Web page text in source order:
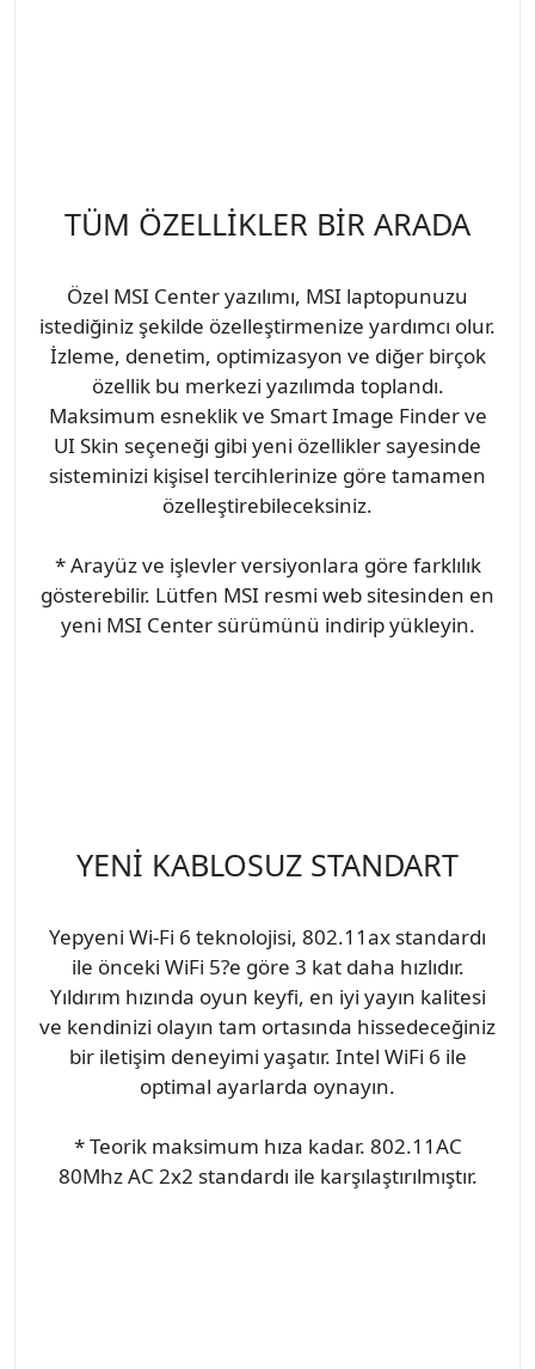
TÜM ÖZELLİKLER BİR ARADA
Özel MSI Center yazılımı, MSI laptopunuzu
istediğiniz şekilde özelleştirmenize yardımcı olur.
İzleme, denetim, optimizasyon ve diğer birçok
özellik bu merkezi yazılımda toplandı.
Maksimum esneklik ve Smart Image Finder ve
UI Skin seçeneği gibi yeni özellikler sayesinde
sisteminizi kişisel tercihlerinize göre tamamen
özelleştirebileceksiniz.
* Arayüz ve işlevler versiyonlara göre farklılık
gösterebilir. Lütfen MSI resmi web sitesinden en
yeni MSI Center sürümünü indirip yükleyin.
YENİ KABLOSUZ STANDART
Yepyeni Wi-Fi 6 teknolojisi, 802.11ax standardı
ile önceki WiFi 5?e göre 3 kat daha hızlıdır.
Yıldırım hızında oyun keyfi, en iyi yayın kalitesi
ve kendinizi olayın tam ortasında hissedeceğiniz
bir iletişim deneyimi yaşatır. Intel WiFi 6 ile
optimal ayarlarda oynayın.
* Teorik maksimum hıza kadar. 802.11AC
80Mhz AC 2x2 standardı ile karşılaştırılmıştır.